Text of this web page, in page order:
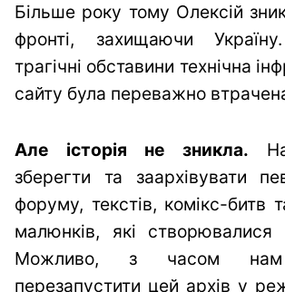
Більше року тому Олексій
фронті, захищаючи
трагічні обставини технічна
сайту була переважно
Але історія не зникла.
зберегти та заархівувати
форуму, текстів, комікс-битв
малюнків, які створювалися
Можливо, з часом нам
перезапустити цей архів у